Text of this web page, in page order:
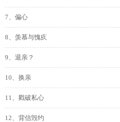
7、偏心
8、羡慕与愧疚
9、退亲？
10、换亲
11、戳破私心
12、背信毁约